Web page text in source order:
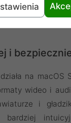
i
na macOS
wideo i
i